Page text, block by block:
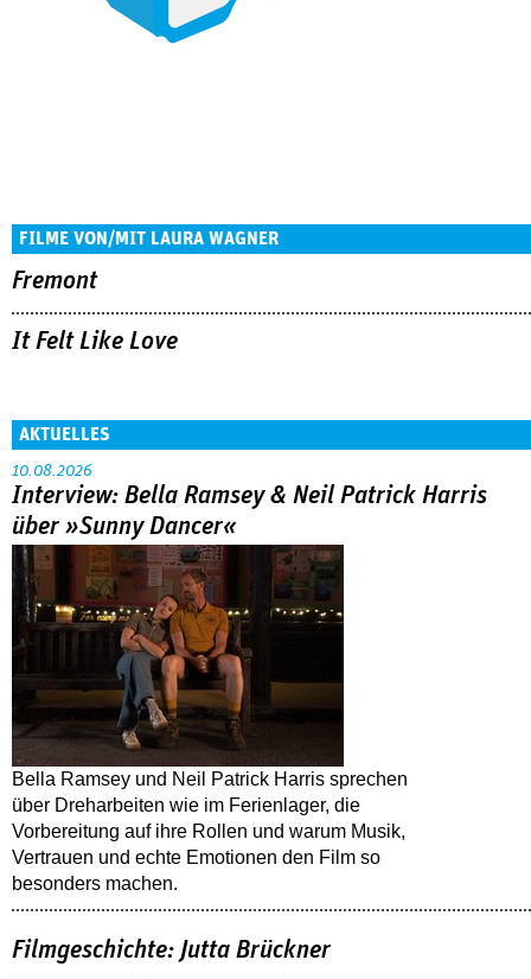
FILME VON/MIT LAURA WAGNER
Fremont
It Felt Like Love
AKTUELLES
10.08.2026
Interview: Bella Ramsey & Neil Patrick Harris
über »Sunny Dancer«
Bella Ramsey und Neil Patrick Harris sprechen
über Dreharbeiten wie im Ferienlager, die
Vorbereitung auf ihre Rollen und warum Musik,
Vertrauen und echte Emotionen den Film so
besonders machen.
Filmgeschichte: Jutta Brückner